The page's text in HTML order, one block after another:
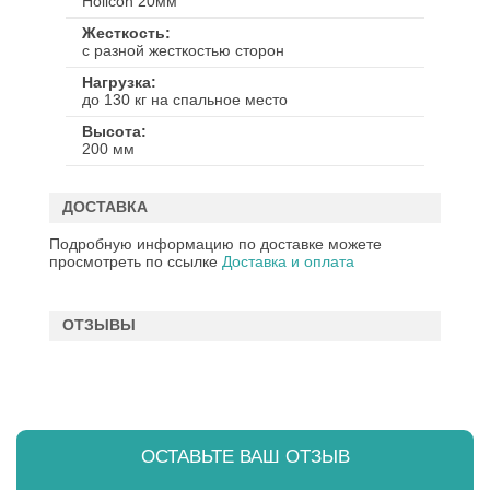
Жесткость
с разной жесткостью сторон
Нагрузка
до 130 кг на спальное место
Высота
200 мм
ДОСТАВКА
Подробную информацию по доставке можете
просмотреть по ссылке Доставка и оплата
ОТЗЫВЫ
ОСТАВЬТЕ ВАШ ОТЗЫВ